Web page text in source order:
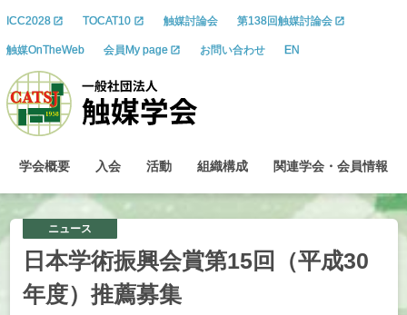
ICC2028 TOCAT10 触媒討論会 第138回触媒討論会
触媒OnTheWeb 会員My page お問い合わせ EN
学会概要 入会 活動 組織構成 関連学会 ・ 会員情報
ニュース
日本学術振興会賞第15回 （平成30
年度） 推薦募集